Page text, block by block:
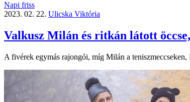
Napi friss
2023. 02. 22. Ulicska Viktória
Valkusz Milán és ritkán látott
A fivérek egymás rajongói, míg Milán a